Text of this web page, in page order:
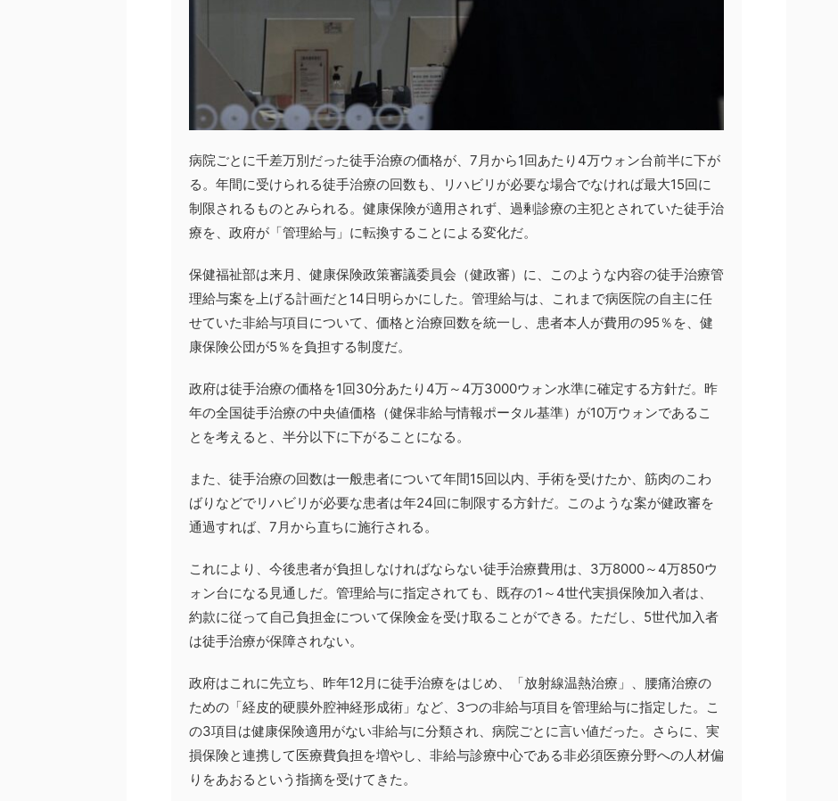
病院ごとに千差万別だった徒手治療の価格が、7月から1回あたり4万ウォン台前半に下が
る。年間に受けられる徒手治療の回数も、リハビリが必要な場合でなければ最大15回に
制限されるものとみられる。健康保険が適用されず、過剰診療の主犯とされていた徒手治
療を、政府が「管理給与」に転換することによる変化だ。
保健福祉部は来月、健康保険政策審議委員会（健政審）に、このような内容の徒手治療管
理給与案を上げる計画だと14日明らかにした。管理給与は、これまで病医院の自主に任
せていた非給与項目について、価格と治療回数を統一し、患者本人が費用の95％を、健
康保険公団が5％を負担する制度だ。
政府は徒手治療の価格を1回30分あたり4万～4万3000ウォン水準に確定する方針だ。昨
年の全国徒手治療の中央値価格（健保非給与情報ポータル基準）が10万ウォンであるこ
とを考えると、半分以下に下がることになる。
また、徒手治療の回数は一般患者について年間15回以内、手術を受けたか、筋肉のこわ
ばりなどでリハビリが必要な患者は年24回に制限する方針だ。このような案が健政審を
通過すれば、7月から直ちに施行される。
これにより、今後患者が負担しなければならない徒手治療費用は、3万8000～4万850ウ
ォン台になる見通しだ。管理給与に指定されても、既存の1～4世代実損保険加入者は、
約款に従って自己負担金について保険金を受け取ることができる。ただし、5世代加入者
は徒手治療が保障されない。
政府はこれに先立ち、昨年12月に徒手治療をはじめ、「放射線温熱治療」、腰痛治療の
ための「経皮的硬膜外腔神経形成術」など、3つの非給与項目を管理給与に指定した。こ
の3項目は健康保険適用がない非給与に分類され、病院ごとに言い値だった。さらに、実
損保険と連携して医療費負担を増やし、非給与診療中心である非必須医療分野への人材偏
りをあおるという指摘を受けてきた。